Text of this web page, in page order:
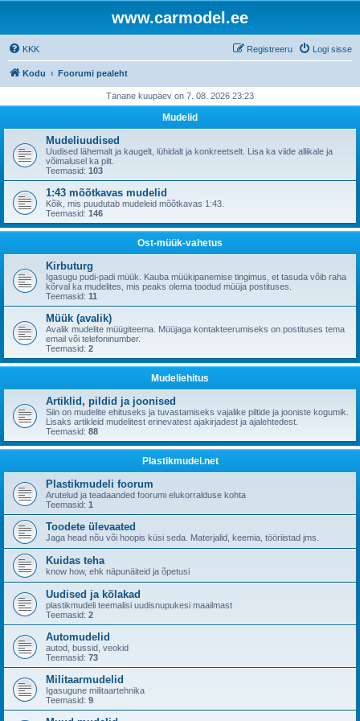
www.carmodel.ee
KKK Logi sisse
Registreeru
Kodu Foorumi pealeht
Tänane kuupäev on 7. 08. 2026 23:23
Mudelid
Mudeliuudised
Uudised lähemalt ja kaugelt, lühidalt ja konkreetselt. Lisa ka viide allikale ja
võimalusel ka pilt.
Teemasid: 103
1:43 mõõtkavas mudelid
Kõik, mis puudutab mudeleid mõõtkavas 1:43.
Teemasid: 146
Ost-müük-vahetus
Kirbuturg
Igasugu pudi-padi müük. Kauba müükipanemise tingimus, et tasuda võib raha
kõrval ka mudelites, mis peaks olema toodud müüja postituses.
Teemasid: 11
Müük (avalik)
Avalik mudelite müügiteema. Müüjaga kontakteerumiseks on postituses tema
email või telefoninumber.
Teemasid: 2
Mudeliehitus
Artiklid, pildid ja joonised
Siin on mudelite ehituseks ja tuvastamiseks vajalike piltide ja jooniste kogumik.
Lisaks artikleid mudelitest erinevatest ajakirjadest ja ajalehtedest.
Teemasid: 88
Plastikmudel.net
Plastikmudeli foorum
Arutelud ja teadaanded foorumi elukorralduse kohta
Teemasid: 1
Toodete ülevaated
Jaga head nõu või hoopis küsi seda. Materjalid, keemia, tööriistad jms.
Kuidas teha
know how, ehk näpunäiteid ja õpetusi
Uudised ja kõlakad
plastikmudeli teemalisi uudisnupukesi maailmast
Teemasid: 2
Automudelid
autod, bussid, veokid
Teemasid: 73
Militaarmudelid
Igasugune militaartehnika
Teemasid: 9